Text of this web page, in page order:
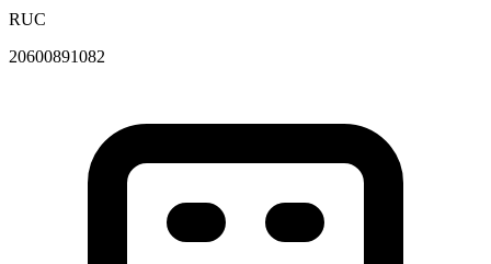
RUC
20600891082